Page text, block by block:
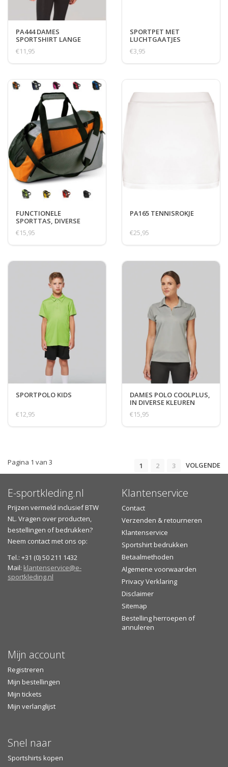
PA444 DAMES
SPORTSHIRT LANGE
MOUW
€11,95
SPORTPET MET
LUCHTGAATJES
€3,95
FUNCTIONELE
SPORTTAS, DIVERSE
KLEUREN
€15,95
PA165 TENNISROKJE
€25,95
SPORTPOLO KIDS
€12,95
DAMES POLO COOLPLUS,
IN DIVERSE KLEUREN
€15,95
Pagina 1 van 3 1 2 3 VOLGENDE
E-sportkleding.nl
Prijzen vermeld inclusief BTW
NL. Vragen over producten,
bestellingen of bedrukken?
Neem contact met ons op:
Tel.: +31 (0) 50 211 1432
Mail: klantenservice@e-
sportkleding.nl
Klantenservice
Contact
Verzenden & retourneren
Klantenservice
Sportshirt bedrukken
Betaalmethoden
Algemene voorwaarden
Privacy Verklaring
Disclaimer
Sitemap
Bestelling herroepen of
annuleren
Mijn account
Registreren
Mijn bestellingen
Mijn tickets
Mijn verlanglijst
Snel naar
Sportshirts kopen